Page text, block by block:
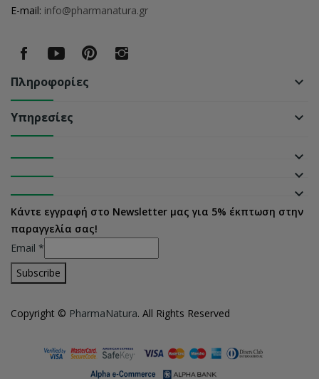
E-mail: info@pharmanatura.gr
Πληροφορίες keyboard_arrow_down
Υπηρεσίες keyboard_arrow_down
keyboard_arrow_down
keyboard_arrow_down
keyboard_arrow_down
Κάντε εγγραφή στο Newsletter μας για 5% έκπτωση στην
παραγγελία σας!
Email *
Copyright © PharmaNatura. All Rights Reserved